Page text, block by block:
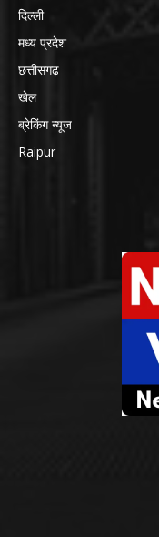
दिल्ली
मध्य प्रदेश
छत्तीसगढ़
खेल
ब्रेकिंग न्यूज
Raipur